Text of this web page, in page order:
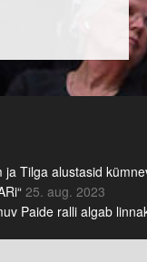
Tilga alustasid
25. aug. 2023
Paide ralli algab